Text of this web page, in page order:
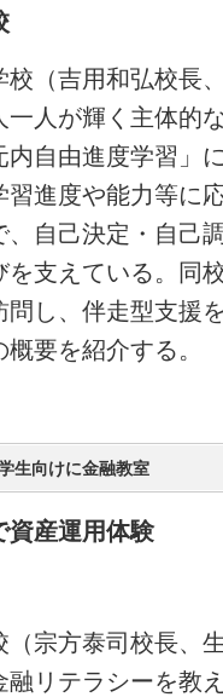
（吉用和弘校長
人が輝く主体的
自由進度学習」
進度や能力等に
自己決定・自己
支えている。同
し、伴走型支援
要を紹介する。
生向けに金融教室
資産運用体験
宗方泰司校長、
リテラシーを教